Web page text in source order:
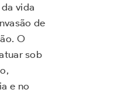
vida
de
O
sob
e no